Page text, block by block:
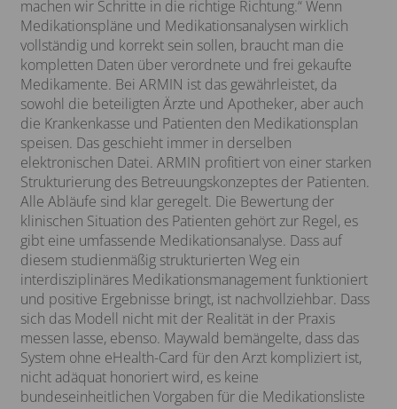
machen wir Schritte in die richtige Richtung.“ Wenn
Medikationspläne und Medikationsanalysen wirklich
vollständig und korrekt sein sollen, braucht man die
kompletten Daten über verordnete und frei gekaufte
Medikamente. Bei ARMIN ist das gewährleistet, da
sowohl die beteiligten Ärzte und Apotheker, aber auch
die Krankenkasse und Patienten den Medikationsplan
speisen. Das geschieht immer in derselben
elektronischen Datei. ARMIN profitiert von einer starken
Strukturierung des Betreuungskonzeptes der Patienten.
Alle Abläufe sind klar geregelt. Die Bewertung der
klinischen Situation des Patienten gehört zur Regel, es
gibt eine umfassende Medikationsanalyse. Dass auf
diesem studienmäßig strukturierten Weg ein
interdisziplinäres Medikationsmanagement funktioniert
und positive Ergebnisse bringt, ist nachvollziehbar. Dass
sich das Modell nicht mit der Realität in der Praxis
messen lasse, ebenso. Maywald bemängelte, dass das
System ohne eHealth-Card für den Arzt kompliziert ist,
nicht adäquat honoriert wird, es keine
bundeseinheitlichen Vorgaben für die Medikationsliste